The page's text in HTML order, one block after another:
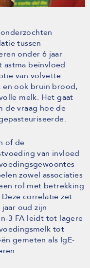
tussen
onder 6 jaar
astma beïnvloed
van volvette
ook bruin brood,
melk. Het gaat
de vraag hoe de
of de
van invloed
zowel associaties
rol met betrekking
correlatie zet
oud zijn
n-3 FA leidt tot lagere
tot
gemeten als IgE-